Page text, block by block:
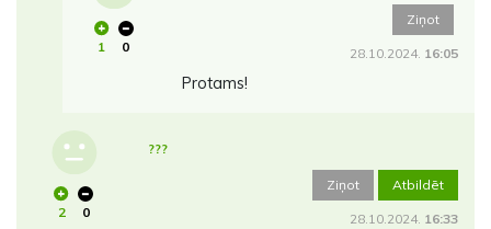
1 0
Ziņot
28.10.2024. 16:05
Protams!
2 0
???
Ziņot Atbildēt
28.10.2024. 16:33